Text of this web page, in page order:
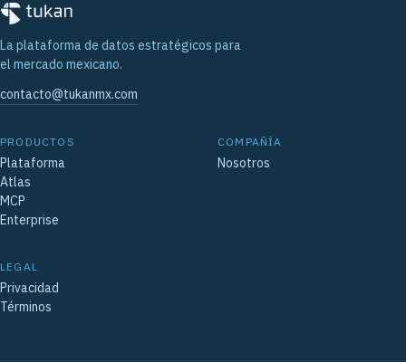
La plataforma de datos estratégicos para
el mercado mexicano.
contacto@tukanmx.com
PRODUCTOS
Plataforma
Atlas
MCP
Enterprise
COMPAÑÍA
Nosotros
LEGAL
Privacidad
Términos